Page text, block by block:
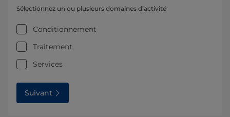
Sélectionnez un ou plusieurs domaines d’activité
Conditionnement
Traitement
Services
Suivant